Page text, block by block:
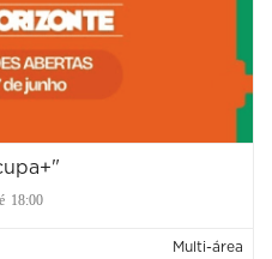
18:00
Multi-área